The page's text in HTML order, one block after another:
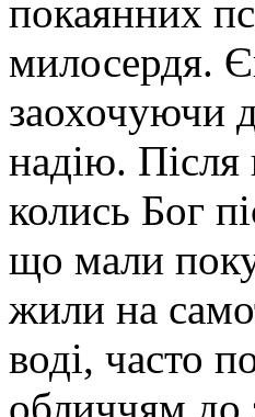
покаянних
милосердя.
заохочуючи
надію. Після
колись Бог
що мали
жили на
воді, часто
обличчям до